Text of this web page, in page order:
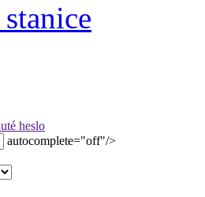
heslo
autocomplete="off"/>